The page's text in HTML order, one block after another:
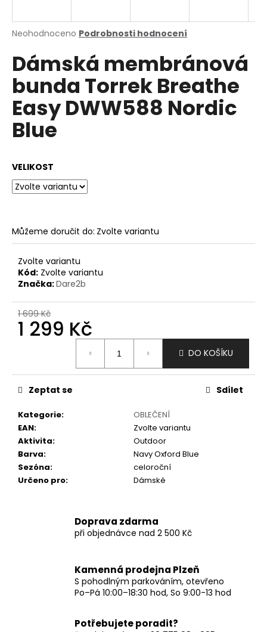
Průměrné
produktu
je
0,0
5
hvězdiček.
Neohodnoceno Podrobnosti hodnocení
Dámská membránová
bunda Torrek Breathe
Easy DWW588 Nordic
Blue
VELIKOST
Můžeme doručit do: Zvolte variantu
Zvolte variantu
Kód: Zvolte variantu
Značka:Dare2b
1 699 Kč
1 299 Kč
DO KOŠÍKU
Kategorie:
OBLEČENÍ
EAN:
Zvolte variantu
Aktivita:
Outdoor
Barva:
Navy Oxford Blue
Sezóna:
celoroční
Určeno pro: Dámské
Zeptat se Sdílet
Doprava zdarma
při objednávce nad 2 500 Kč
Kamenná prodejna Plzeň
S pohodlným parkováním, otevřeno
Po–Pá 10:00–18:30 hod, So 9:00-13 hod
Potřebujete poradit?
j
t
?
D
o
r
u
č
u
e
m